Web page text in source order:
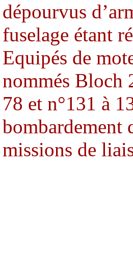
dépourvus
fuselage étant
Equipés de
nommés Bloch
78 et n°131 à
bombardement
missions de